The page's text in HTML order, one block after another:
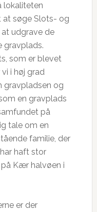
at søge Slots- og
udgrave de
gravplads.
som er blevet
i høj grad
gravpladsen og
en gravplads
på
tale om en
familie, der
haft stor
Kær halvøen i
er der